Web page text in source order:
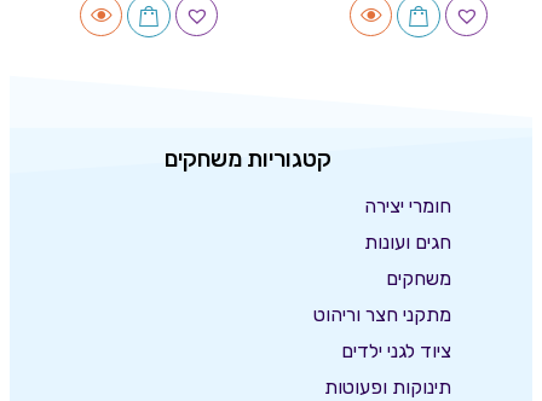
קטגוריות משחקים
חומרי יצירה
חגים ועונות
משחקים
מתקני חצר וריהוט
ציוד לגני ילדים
תינוקות ופעוטות